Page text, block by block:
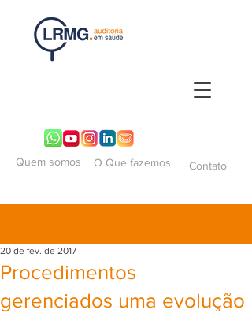
Quem somos O Que fazemos Contato
Procedimentos
gerenciados uma evolução
20 de fev. de 2017